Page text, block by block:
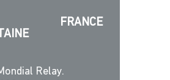
FRANCE
Relay.